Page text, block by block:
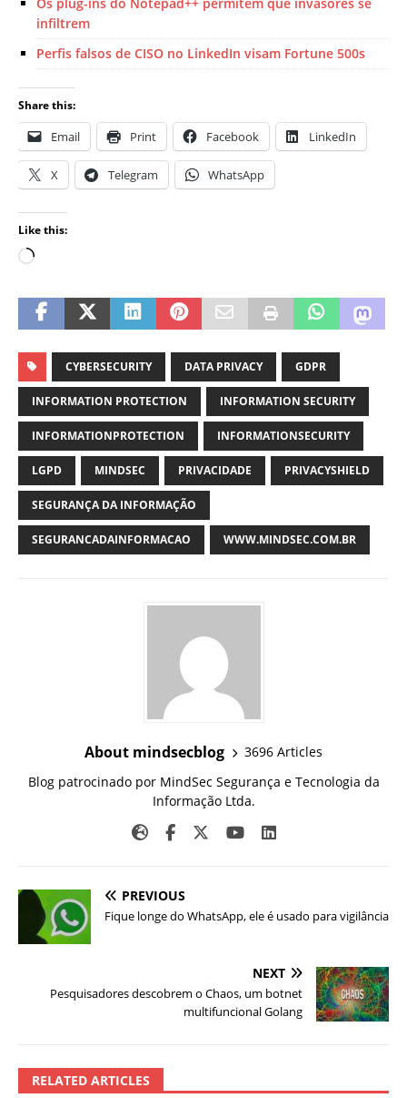
infiltrem
Perfis falsos de CISO no LinkedIn visam Fortune 500s
Share this:
Email Print Facebook LinkedIn
X Telegram WhatsApp
Like this:
CYBERSECURITY DATA PRIVACY GDPR
INFORMATION PROTECTION INFORMATION SECURITY
INFORMATIONPROTECTION INFORMATIONSECURITY
LGPD MINDSEC PRIVACIDADE PRIVACYSHIELD
SEGURANÇA DA INFORMAÇÃO
SEGURANCADAINFORMACAO WWW.MINDSEC.COM.BR
About mindsecblog
3696 Articles
Blog patrocinado por MindSec Segurança e Tecnologia da
Informação Ltda.
PREVIOUS
Fique longe do WhatsApp, ele é usado para vigilância
NEXT
Pesquisadores descobrem o Chaos, um botnet
multifuncional Golang
RELATED ARTICLES